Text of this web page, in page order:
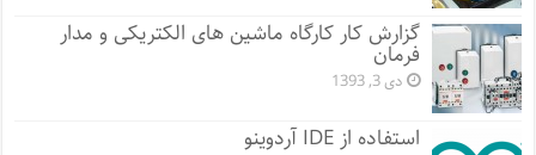
گزارش کار کارگاه ماشین های الکتریکی و مدار
فرمان
دی 3, 1393
استفاده از IDE آردوینو